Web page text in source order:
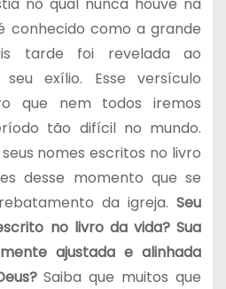
no qual nunca houve na
conhecido como a grande
tarde foi revelada ao
exílio. Esse versículo
que nem todos iremos
tão difícil no mundo.
nomes escritos no livro
desse momento que se
da igreja.Seu
no livro da vida? Sua
ajustada e alinhada
Saiba que muitos que